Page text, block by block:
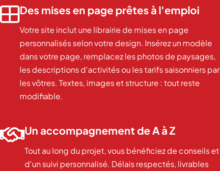
Des mises en page prêtes à l'emploi
Votre site inclut une librairie de mises en page
personnalisés selon votre design. Insérez un modèle
dans votre page, remplacez les photos de paysages,
les descriptions d'activités ou les tarifs saisonniers par
les vôtres. Textes, images et structure : tout reste
modifiable.
Un accompagnement de A à Z
Tout au long du projet, vous bénéficiez de conseils et
d'un suivi personnalisé. Délais respectés, livrables